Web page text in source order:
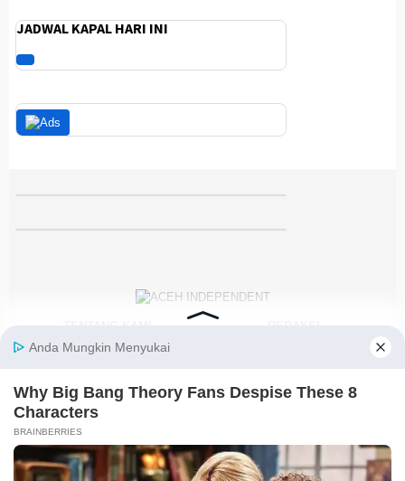
JADWAL KAPAL HARI INI
KODE ETIK
Youtube
RSS